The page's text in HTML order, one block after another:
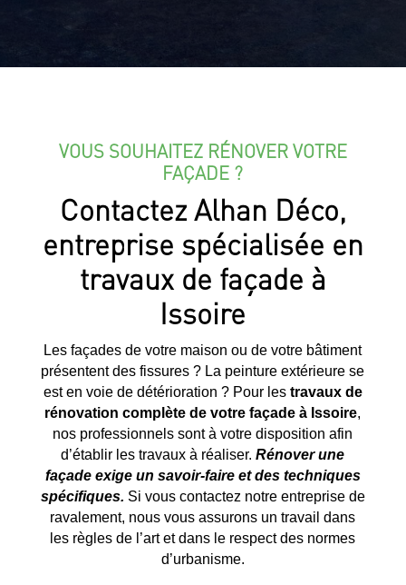
VOUS SOUHAITEZ RÉNOVER VOTRE
FAÇADE ?
Contactez Alhan Déco,
entreprise spécialisée en
travaux de façade à
Issoire
Les façades de votre maison ou de votre bâtiment
présentent des fissures ? La peinture extérieure se
est en voie de détérioration ? Pour les travaux de
rénovation complète de votre façade à Issoire,
nos professionnels sont à votre disposition afin
d’établir les travaux à réaliser.Rénover une
façade exige un savoir-faire et des techniques
spécifiques. Si vous contactez notre entreprise de
ravalement, nous vous assurons un travail dans
les règles de l’art et dans le respect des normes
d’urbanisme.